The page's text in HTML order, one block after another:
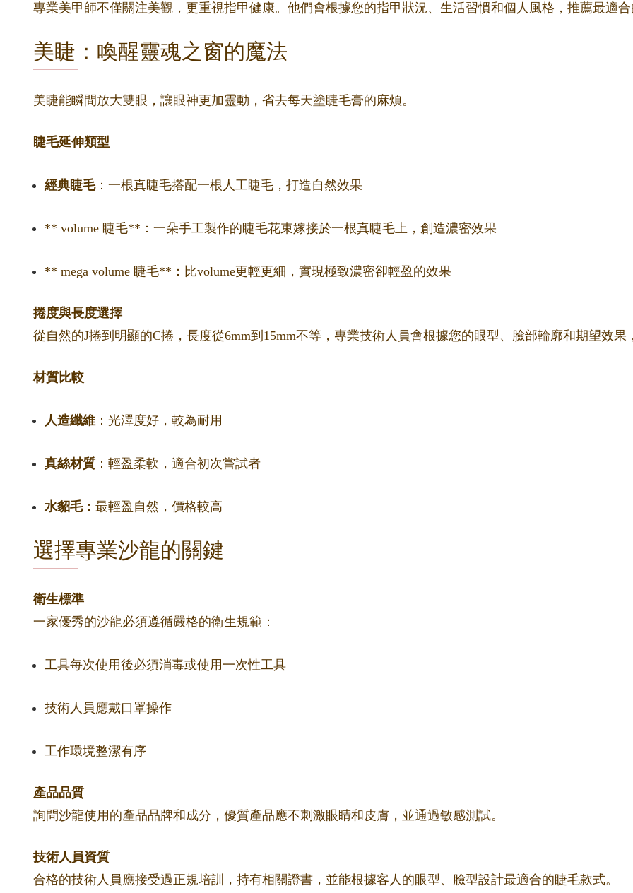
專業美甲師不僅關注美觀，更重視指甲健康。他們會根據您的指甲狀況、生活習慣和個人風格，推薦最適合
美睫：喚醒靈魂之窗的魔法
美睫能瞬間放大雙眼，讓眼神更加靈動，省去每天塗睫毛膏的麻煩。
睫毛延伸類型
經典睫毛：一根真睫毛搭配一根人工睫毛，打造自然效果
** volume 睫毛**：一朵手工製作的睫毛花束嫁接於一根真睫毛上，創造濃密效果
** mega volume 睫毛**：比volume更輕更細，實現極致濃密卻輕盈的效果
捲度與長度選擇
從自然的J捲到明顯的C捲，長度從6mm到15mm不等，專業技術人員會根據您的眼型、臉部輪廓和期望效果
材質比較
人造纖維 ：光澤度好，較為耐用
真絲材質 ：輕盈柔軟，適合初次嘗試者
水貂毛：最輕盈自然，價格較高
選擇專業沙龍的關鍵
衛生標準
一家優秀的沙龍必須遵循嚴格的衛生規範：
工具每次使用後必須消毒或使用一次性工具
技術人員應戴口罩操作
工作環境整潔有序
產品品質
詢問沙龍使用的產品品牌和成分，優質產品應不刺激眼睛和皮膚，並通過敏感測試。
技術人員資質
合格的技術人員應接受過正規培訓，持有相關證書，並能根據客人的眼型、臉型設計最適合的睫毛款式。